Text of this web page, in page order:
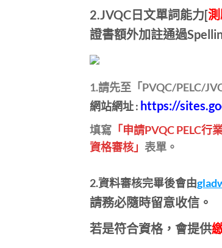
2.JVQC日文單詞能力[
證書額外加註通過
1.請先至「PVQC/PELC/
網站網址 : https://
填寫 「申請PVQC PELC
資格審核」 表單。
2.資料審核完畢後會由
請務必隨時留意收信。
若是符合資格，會提供